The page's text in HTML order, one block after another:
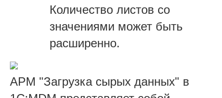
Количество листов со
значениями может быть
расширенно.
АРМ "Загрузка сырых данных" в